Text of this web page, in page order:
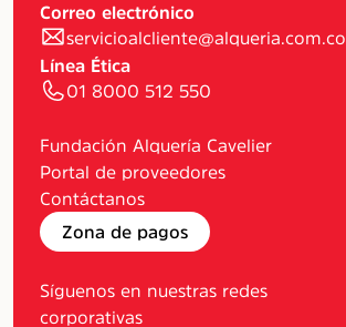
Correo electrónico
servicioalcliente@alqueria.com.co
Línea Ética
01 8000 512 550
Fundación Alquería Cavelier
Portal de proveedores
Contáctanos
Zona de pagos
Síguenos en nuestras redes
corporativas